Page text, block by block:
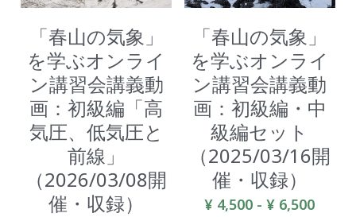
「春山の気象」
を学ぶオンライ
ン講習会講義動
画：初級編「高
気圧、低気圧と
前線」
（2026/03/08開
催・収録）
「春山の気象」
を学ぶオンライ
ン講習会講義動
画：初級編・中
級編セット
（2025/03/16開
催・収録）
¥ 4,500 - ¥ 6,500